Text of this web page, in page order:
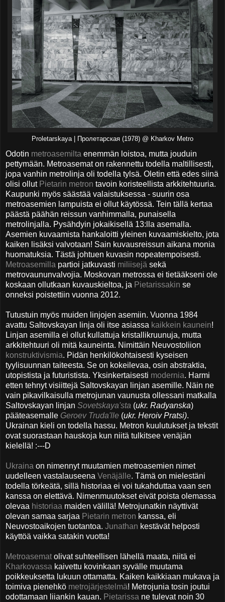
Proletarskaya | Пролетарская (1978) @ Kharkov Metro
Odotin metroasemilta enemmän loistoa, mutta jouduin
pettymään. Metroasemat on rakennettu todella maltillisesti,
jopa vanhin metrolinja oli todella tylsä. Oletin että edes siinä
olisi ollut Pietarin metron tavoin koristeellista arkkitehtuuria.
Kaupunki myös säästää valaistuksessa - suurin osa
metroasemien lampuista ei ollut käytössä. Tein tällä kertaa
päästä päähän reissun vanhimmalla, punaisella
metrolinjalla. Pysähdyin jokaikisellä 13:lla asemalla.
Asemien kuvaamista hankaloitti yleinen kuvaamiskielto, jota
kaiken lisäksi valvotaan! Sain kuvausreissun aikana monia
huomatuksia. Tästä johtuen kuvasin nopeatempoisesti.
Metroasemilla partioi jatkuvasti miliisejä sekä
metrovaununvalvojia. Moskovan metrossa ei tietääkseni ole
koskaan ollutkaan kuvauskieltoa, ja Pietarissakin se
onneksi poistettiin vuonna 2012.
Tutustuin myös muiden linjojen asemiin. Vuonna 1984
avattu Saltovskayan linja oli itse asiassa kaikkein kaunein!
Linjan asemilla ei ollut kullattuja kristallikruunuja, mutta
arkkitehtuuri oli mitä kauneinta. Nimittäin Neuvostoliion
konstruktivismia. Pidän henkilökohtaisesti kyseisen
tyylisuunnan taiteesta. Se on kokeilevaa, osin abstraktia,
utopistista ja futuristista. Yksinkertaisesti modernia. Harmi
etten tehnyt visiittejä Saltovskayan linjan asemille. Näin ne
vain pikavilkaisulla metrojunan vaunusta ollessani matkalla
Saltovskayan linjan Sovetskaya'sta (ukr. Radyanska)
pääteasemalle Geroev Truda'lle (ukr. Heroiv Pratsi).
Ukrainan kieli on todella hassu. Metron kuulutukset ja tekstit
ovat suorastaan hauskoja kun niitä tulkitsee venäjän
kielellä! :---D
Ukraina on nimennyt muutamien metroasemien nimet
uudelleen vastalauseena Venäjälle. Tämä on mielestäni
todella törkeätä, sillä historiaa ei voi tukahduttaa vaan sen
kanssa on elettävä. Nimenmuutokset eivät poista olemassa
olevaa historiaa maiden välillä! Metrojunatkin näyttivät
olevan samaa sarjaa Pietarin metron kanssa, eli
Neuvostoaikojen tuotantoa. Junathan kestävät helposti
käyttöä vaikka satakin vuotta!
Metroasemat olivat suhteellisen lähellä maata, niitä ei
Kharkovassa kaivettu kovinkaan syvälle muutama
poikkeuksetta lukuun ottamatta. Kaiken kaikkiaan mukava ja
toimiva pienehkö metrojärjestelmä! Metrojunia tosin joutui
odottamaan liiankin kauan. Pietarissa ne tulevat noin 30